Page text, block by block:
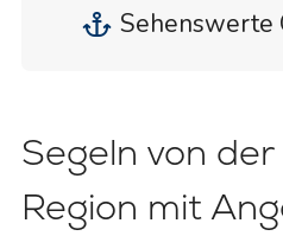
Sehenswerte
Segeln von
Region mit